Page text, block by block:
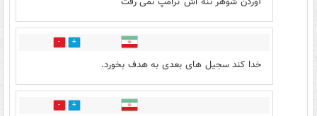
3
خدا کند سجیل های بعدی به هدف بخورد.
2